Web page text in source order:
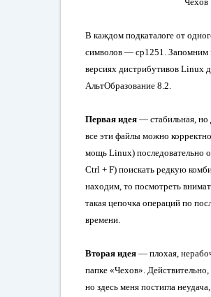
В каждом подкаталоге от
символов —cp1251.Запомним
версиях дистрибутивовLinux
АльтОбразование 8.2
Первая идея — стабильная, но
все эти файлы можно
мощьLinux) последовательно
Ctrl + F) поискать редкую
находим, то посмотреть
такая цепочка операций по
времени.
Вторая идея — плохая,
папке «Чехов».
но здесь меня постигла